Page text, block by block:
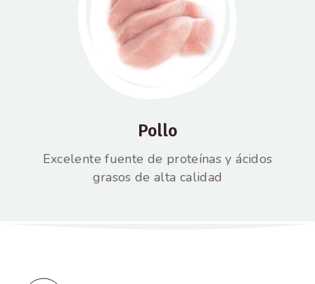
Pollo
Excelente fuente de proteínas y ácidos
grasos de alta calidad